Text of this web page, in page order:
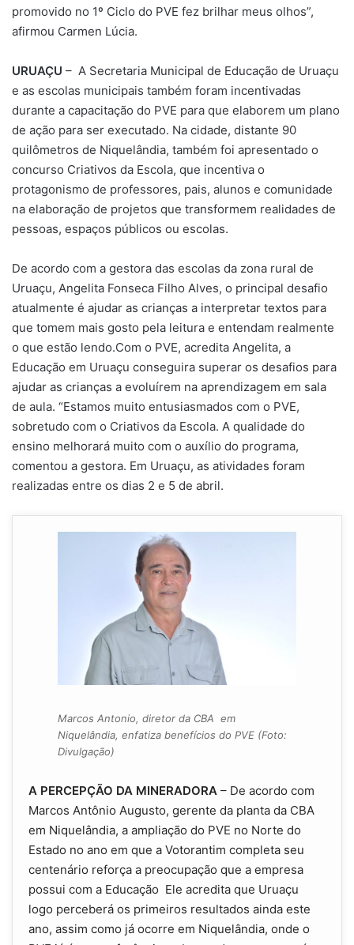
promovido no 1º Ciclo do PVE fez brilhar meus olhos”,
afirmou Carmen Lúcia.
URUAÇU – A Secretaria Municipal de Educação de Uruaçu
e as escolas municipais também foram incentivadas
durante a capacitação do PVE para que elaborem um plano
de ação para ser executado. Na cidade, distante 90
quilômetros de Niquelândia, também foi apresentado o
concurso Criativos da Escola, que incentiva o
protagonismo de professores, pais, alunos e comunidade
na elaboração de projetos que transformem realidades de
pessoas, espaços públicos ou escolas.
De acordo com a gestora das escolas da zona rural de
Uruaçu, Angelita Fonseca Filho Alves, o principal desafio
atualmente é ajudar as crianças a interpretar textos para
que tomem mais gosto pela leitura e entendam realmente
o que estão lendo.Com o PVE, acredita Angelita, a
Educação em Uruaçu conseguira superar os desafios para
ajudar as crianças a evoluírem na aprendizagem em sala
de aula. “Estamos muito entusiasmados com o PVE,
sobretudo com o Criativos da Escola. A qualidade do
ensino melhorará muito com o auxílio do programa,
comentou a gestora. Em Uruaçu, as atividades foram
realizadas entre os dias 2 e 5 de abril.
Marcos Antonio, diretor da CBA em
Niquelândia, enfatiza benefícios do PVE (Foto:
Divulgação)
A PERCEPÇÃO DA MINERADORA – De acordo com
Marcos Antônio Augusto, gerente da planta da CBA
em Niquelândia, a ampliação do PVE no Norte do
Estado no ano em que a Votorantim completa seu
centenário reforça a preocupação que a empresa
possui com a Educação Ele acredita que Uruaçu
logo perceberá os primeiros resultados ainda este
ano, assim como já ocorre em Niquelândia, onde o